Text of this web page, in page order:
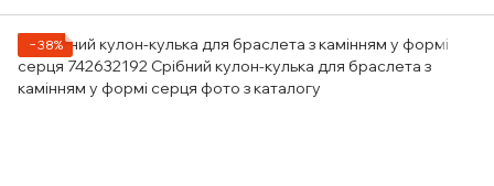
−38%